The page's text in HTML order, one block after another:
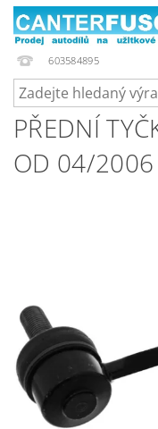
603584895
PŘEDNÍ
OD 04/2006